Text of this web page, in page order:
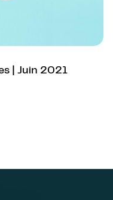
2021
| Juin 2021